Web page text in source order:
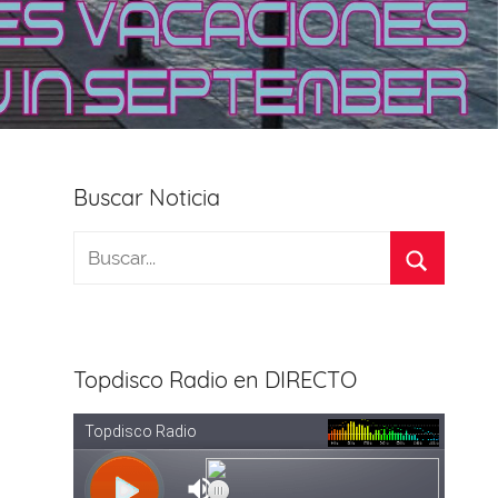
Buscar Noticia
Topdisco Radio en DIRECTO